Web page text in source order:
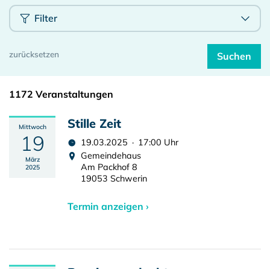
Filter
1172 Veranstaltungen
Mittwoch
19
März
2025
Stille Zeit
19.03.2025 · 17:00 Uhr
Gemeindehaus
Am Packhof 8
19053 Schwerin
Termin anzeigen ›